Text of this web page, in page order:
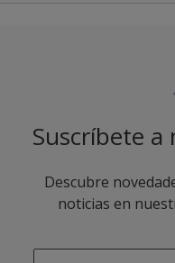
Suscríbete
Descubre
noticias en